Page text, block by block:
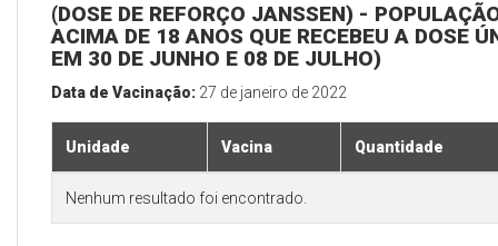
(DOSE DE REFORÇO JANSSEN) -
ACIMA DE 18 ANOS QUE RECEBEU A DOSE
EM 30 DE JUNHO E 08 DE JULHO)
Data de Vacinação: 27 de janeiro de 2022
Unidade Vacina Quantidade
Nenhum resultado foi encontrado.